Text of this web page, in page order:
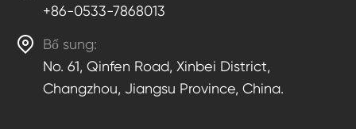
+86-0533-7868013

Bổ sung:
No. 61, Qinfen Road, Xinbei District,
Changzhou, Jiangsu Province, China.